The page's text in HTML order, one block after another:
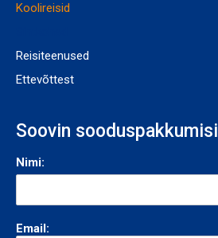
Koolireisid
Reisiteenused
Ettevõttest
Soovin sooduspakkumisi
Nimi:
Email: